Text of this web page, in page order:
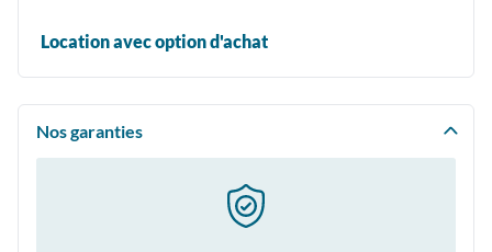
Location avec option d'achat
Nos garanties